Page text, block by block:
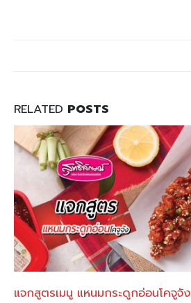
RELATED POSTS
แจกสูตรเมนู แหนมกระดูกอ่อนโคจูจัง